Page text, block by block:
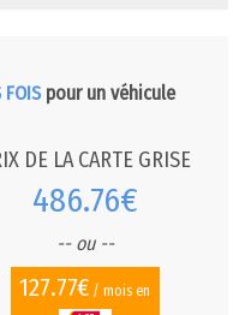
FOIS pour un véhicule
DE LA CARTE GRISE
486.76€
-- ou --
127.77€ / mois en